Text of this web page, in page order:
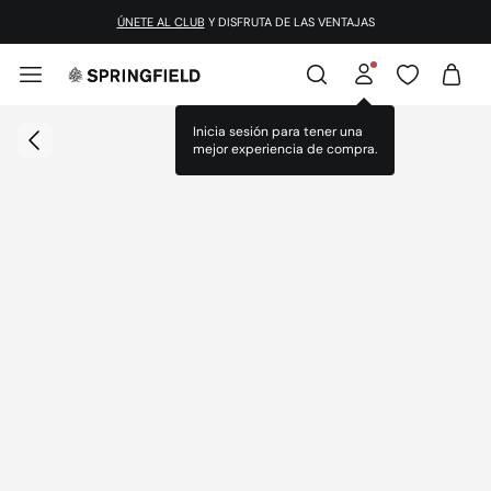
ÚNETE AL CLUB Y DISFRUTA DE LAS VENTAJAS
Inicia sesión para tener una
mejor experiencia de compra.